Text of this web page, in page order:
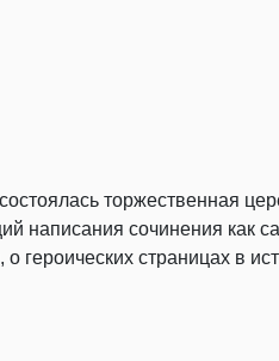
торжественная
написания сочинения как
страницах в